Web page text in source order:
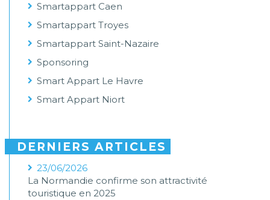
Smartappart Caen
Smartappart Troyes
Smartappart Saint-Nazaire
Sponsoring
Smart Appart Le Havre
Smart Appart Niort
DERNIERS ARTICLES
23/06/2026
La Normandie confirme son attractivité
touristique en 2025